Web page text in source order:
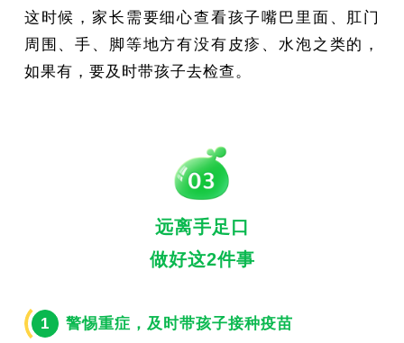
这时候，家长需要细心查看孩子嘴巴里面、肛门
周围、手、脚等地方有没有皮疹、水泡之类的，
如果有，要及时带孩子去检查。
远离手足口
做好这2件事
1 警惕重症，及时带孩子接种疫苗